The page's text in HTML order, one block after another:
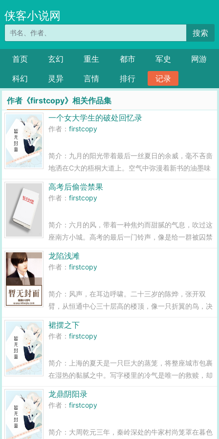
侠客小说网
搜索
首页 玄幻 重生 都市 军史
网游
科幻
灵异 言情 排行 记录
作者《firstcopy》相关作品集
一个女大学生的破处回忆录
作者：firstcopy
简介：九月的阳光带着最后一丝夏日的余威，毫不吝啬
地洒在C大的梧桐大道上。空气中弥漫着新书的油墨味
荷尔蒙的青春气息。我叫苏晓晓，拖着一个几乎和我等
高的巨大行李箱，站在写着欢迎新同学的红...
高考后偷尝禁果
作者：firstcopy
简介：六月的风，带着一种焦灼而甜腻的气息，吹过这
座南方小城。高考的最后一门铃声，像是给一群被囚禁
感觉脚下的地面都有些不真实。阳光刺得她眯起了眼
睛，耳边是鼎沸的人声和车辆的鸣笛，但这一切仿佛
龙陷浅滩
作者：firstcopy
简介：风声，在耳边呼啸。二十三岁的陈烨，张开双
臂，从恒通中心三十层高的楼顶，像一只折翼的鸟，决
蚁。他甚至能看到几个月前，自己踌躇满志地走进这座
大厦，与投资人夸夸其谈...
裙摆之下
作者：firstcopy
简介：上海的夏天是一只巨大的蒸笼，将整座城市包裹
在湿热的黏腻之中。写字楼里的冷气是唯一的救赎，却
是这道墙内的一个普通IT工程师，每天对着闪烁的代
码，构建着虚拟的世界，而他自己的世界，却在不知...
龙鼎阴阳录
作者：firstcopy
简介：大周乾元三年，秦岭深处的牛家村尚笼罩在暮色